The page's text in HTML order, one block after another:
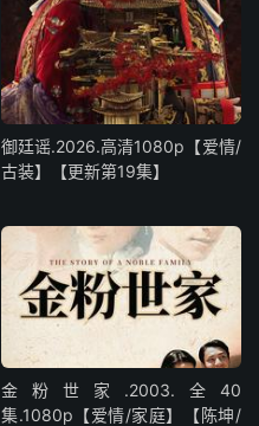
御廷谣.2026.高清1080p【爱情/
古装】【更新第19集】
金粉世家.2003.全40
集.1080p【爱情/家庭】【陈坤/